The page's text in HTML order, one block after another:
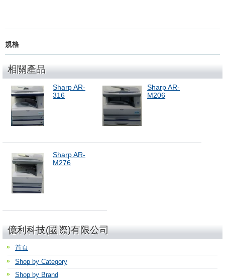
規格
相關產品
Sharp AR-
316
Sharp AR-
M206
Sharp AR-
M276
億利科技(國際)有限公司
首頁
Shop by Category
Shop by Brand